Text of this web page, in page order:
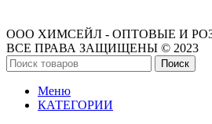
ООО ХИМСЕЙЛ - ОПТОВЫЕ И
ВСЕ ПРАВА ЗАЩИЩЕНЫ © 2023
Поиск
Меню
КАТЕГОРИИ